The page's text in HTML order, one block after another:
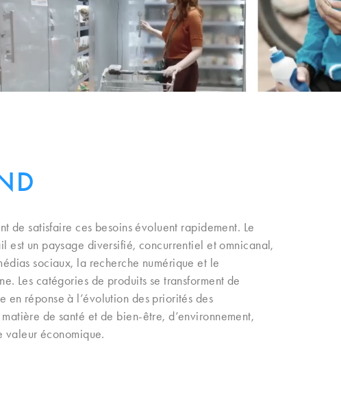
de satisfaire ces besoins évoluent rapidement. Le
est un paysage diversifié, concurrentiel et omnicanal,
sociaux, la recherche numérique et le
Les catégories de produits se transforment de
en réponse à l’évolution des priorités des
de santé et de bien-être, d’environnement,
valeur économique.